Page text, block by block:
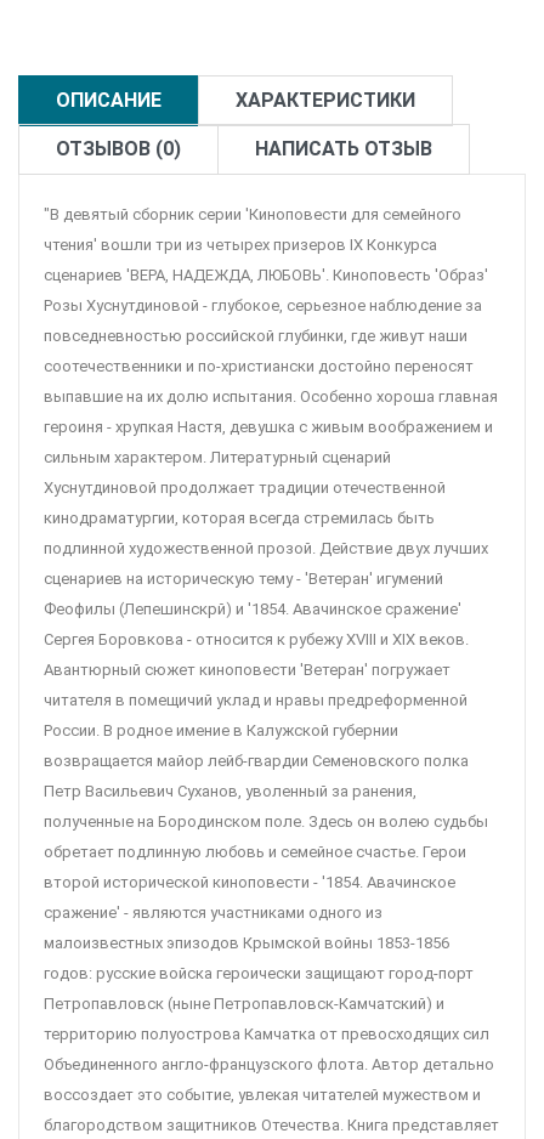
ОПИСАНИЕ ХАРАКТЕРИСТИКИ
ОТЗЫВОВ (0) НАПИСАТЬ ОТЗЫВ
"В девятый сборник серии 'Киноповести для семейного
чтения' вошли три из четырех призеров IX Конкурса
сценариев 'ВЕРА, НАДЕЖДА, ЛЮБОВЬ'. Киноповесть 'Образ'
Розы Хуснутдиновой - глубокое, серьезное наблюдение за
повседневностью российской глубинки, где живут наши
соотечественники и по-христиански достойно переносят
выпавшие на их долю испытания. Особенно хороша главная
героиня - хрупкая Настя, девушка с живым воображением и
сильным характером. Литературный сценарий
Хуснутдиновой продолжает традиции отечественной
кинодраматургии, которая всегда стремилась быть
подлинной художественной прозой. Действие двух лучших
сценариев на историческую тему - 'Ветеран' игумений
Феофилы (Лепешинскрй) и '1854. Авачинское сражение'
Сергея Боровкова - относится к рубежу XVIII и XIX веков.
Авантюрный сюжет киноповести 'Ветеран' погружает
читателя в помещичий уклад и нравы предреформенной
России. В родное имение в Калужской губернии
возвращается майор лейб-гвардии Семеновского полка
Петр Васильевич Суханов, уволенный за ранения,
полученные на Бородинском поле. Здесь он волею судьбы
обретает подлинную любовь и семейное счастье. Герои
второй исторической киноповести - '1854. Авачинское
сражение' - являются участниками одного из
малоизвестных эпизодов Крымской войны 1853-1856
годов: русские войска героически защищают город-порт
Петропавловск (ныне Петропавловск-Камчатский) и
территорию полуострова Камчатка от превосходящих сил
Объединенного англо-французского флота. Автор детально
воссоздает это событие, увлекая читателей мужеством и
благородством защитников Отечества. Книга представляет